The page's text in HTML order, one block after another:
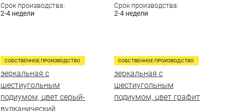
Срок производства:
2-4 недели
Срок производства:
2-4 недели
СОБСТВЕННОЕ ПРОИЗВОДСТВО СОБСТВЕННОЕ ПРОИЗВОДСТВО